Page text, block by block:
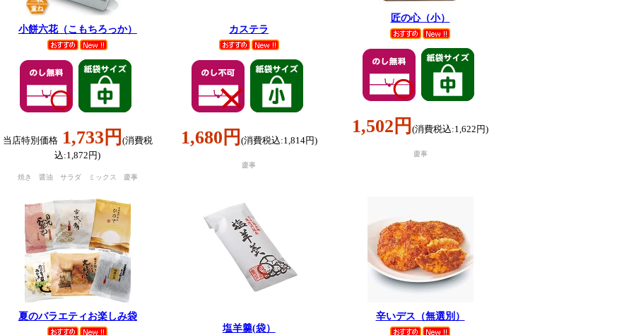
小餅六花（こもちろっか）
当店特別価格 1,733円(消費税
込:1,872円)
焼き 醤油 サラダ ミックス 慶事
カステラ
1,680円 (消費税込:1,814円)
慶事
匠の心（小）
1,502円 (消費税込:1,622円)
慶事
夏のバラエティお楽しみ袋
塩羊羹(袋）
辛いデス（無選別）